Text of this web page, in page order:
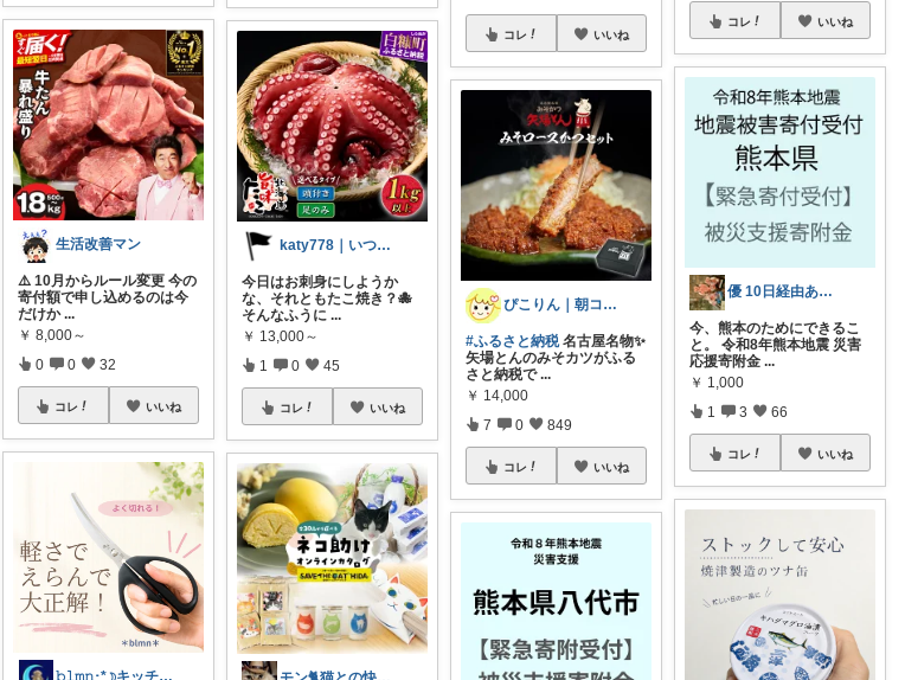
生活改善マン
⚠️ 10月からルール変更 今の
寄付額で申し込めるのは今
だけか ...
￥ 8,000～
0 0 32
コレ いいね
𝚋𝚕𝚖𝚗･*☽キッチングッズ
katy778｜いつも有難うございます✨
今日はお刺身にしようか
な、それともたこ焼き？🐙
そんなふうに ...
￥ 13,000～
1 0 45
コレ いいね
コレ いいね
ぴこりん｜朝コレ｜良いものを長く🌿
#ふるさと納税名古屋名物✨
矢場とんのみそカツがふる
さと納税で ...
￥ 14,000
7 0 849
コレ いいね
コレ いいね
優 10日経由ありがとうございます
今、熊本のためにできるこ
と。 令和8年熊本地震 災害
応援寄附金 ...
￥ 1,000
1 3 66
コレ いいね